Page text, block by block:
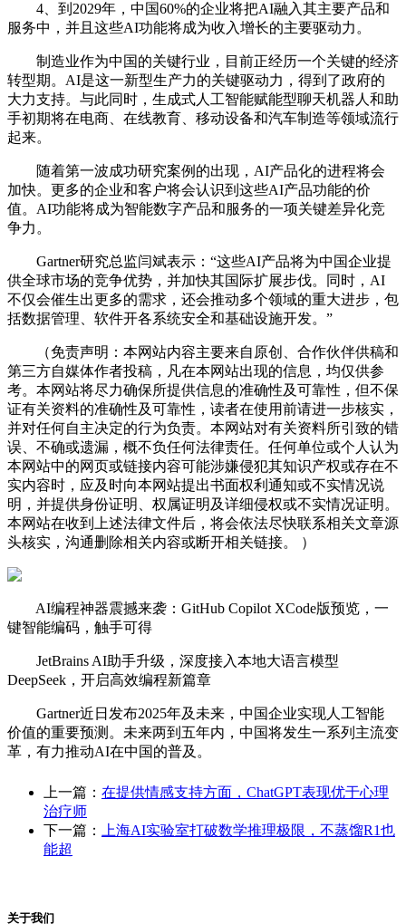
4、到2029年，中国60%的企业将把AI融入其主要产品和
服务中，并且这些AI功能将成为收入增长的主要驱动力。
制造业作为中国的关键行业，目前正经历一个关键的经济
转型期。AI是这一新型生产力的关键驱动力，得到了政府的
大力支持。与此同时，生成式人工智能赋能型聊天机器人和助
手初期将在电商、在线教育、移动设备和汽车制造等领域流行
起来。
随着第一波成功研究案例的出现，AI产品化的进程将会
加快。更多的企业和客户将会认识到这些AI产品功能的价
值。AI功能将成为智能数字产品和服务的一项关键差异化竞
争力。
Gartner研究总监闫斌表示：“这些AI产品将为中国企业提
供全球市场的竞争优势，并加快其国际扩展步伐。同时，AI
不仅会催生出更多的需求，还会推动多个领域的重大进步，包
括数据管理、软件开各系统安全和基础设施开发。”
（免责声明：本网站内容主要来自原创、合作伙伴供稿和
第三方自媒体作者投稿，凡在本网站出现的信息，均仅供参
考。本网站将尽力确保所提供信息的准确性及可靠性，但不保
证有关资料的准确性及可靠性，读者在使用前请进一步核实，
并对任何自主决定的行为负责。本网站对有关资料所引致的错
误、不确或遗漏，概不负任何法律责任。任何单位或个人认为
本网站中的网页或链接内容可能涉嫌侵犯其知识产权或存在不
实内容时，应及时向本网站提出书面权利通知或不实情况说
明，并提供身份证明、权属证明及详细侵权或不实情况证明。
本网站在收到上述法律文件后，将会依法尽快联系相关文章源
头核实，沟通删除相关内容或断开相关链接。 ）
AI编程神器震撼来袭：GitHub Copilot XCode版预览，一
键智能编码，触手可得
JetBrains AI助手升级，深度接入本地大语言模型
DeepSeek，开启高效编程新篇章
Gartner近日发布2025年及未来，中国企业实现人工智能
价值的重要预测。未来两到五年内，中国将发生一系列主流变
革，有力推动AI在中国的普及。
上一篇： 在提供情感支持方面，ChatGPT表现优于心理
治疗师
下一篇：
上海AI实验室打破数学推理极限，不蒸馏R1也
能超
关于我们